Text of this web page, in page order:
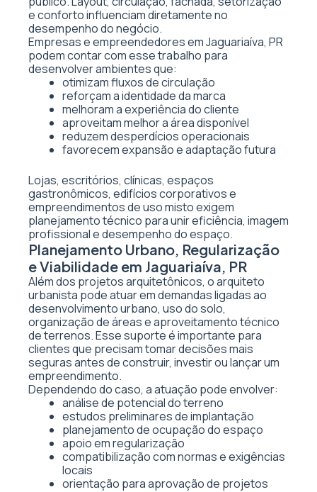
e conforto influenciam diretamente no
desempenho do negócio.
Empresas e empreendedores em Jaguariaíva, PR
podem contar com esse trabalho para
desenvolver ambientes que:
otimizam fluxos de circulação
reforçam a identidade da marca
melhoram a experiência do cliente
aproveitam melhor a área disponível
reduzem desperdícios operacionais
favorecem expansão e adaptação futura
Lojas, escritórios, clínicas, espaços
gastronômicos, edifícios corporativos e
empreendimentos de uso misto exigem
planejamento técnico para unir eficiência, imagem
profissional e desempenho do espaço.
Planejamento Urbano, Regularização
e Viabilidade em Jaguariaíva, PR
Além dos projetos arquitetônicos, o arquiteto
urbanista pode atuar em demandas ligadas ao
desenvolvimento urbano, uso do solo,
organização de áreas e aproveitamento técnico
de terrenos. Esse suporte é importante para
clientes que precisam tomar decisões mais
seguras antes de construir, investir ou lançar um
empreendimento.
Dependendo do caso, a atuação pode envolver:
análise de potencial do terreno
estudos preliminares de implantação
planejamento de ocupação do espaço
apoio em regularização
compatibilização com normas e exigências
locais
orientação para aprovação de projetos